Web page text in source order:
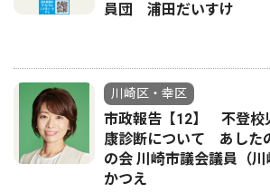
員団 浦田だいすけ
川崎区・幸区
市政報告【12】 不登校
康診断について あした
の会 川崎市議会議員（
かつえ